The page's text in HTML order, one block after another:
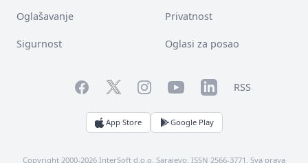
Oglašavanje Privatnost
Sigurnost Oglasi za posao
FacebookTwitterInstagramYouTubeLinkedInRSS
App Store Google Play
Copyright 2000-2026 InterSoft d.o.o. Sarajevo. ISSN 2566-3771. Sva prava